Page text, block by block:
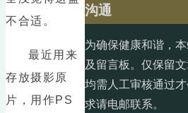
不合适。
最近用来
存放摄影原
片，用作PS
沟通
为确保健康和谐，
及留言板。仅保留
均需人工审核通过
求请电邮联系。